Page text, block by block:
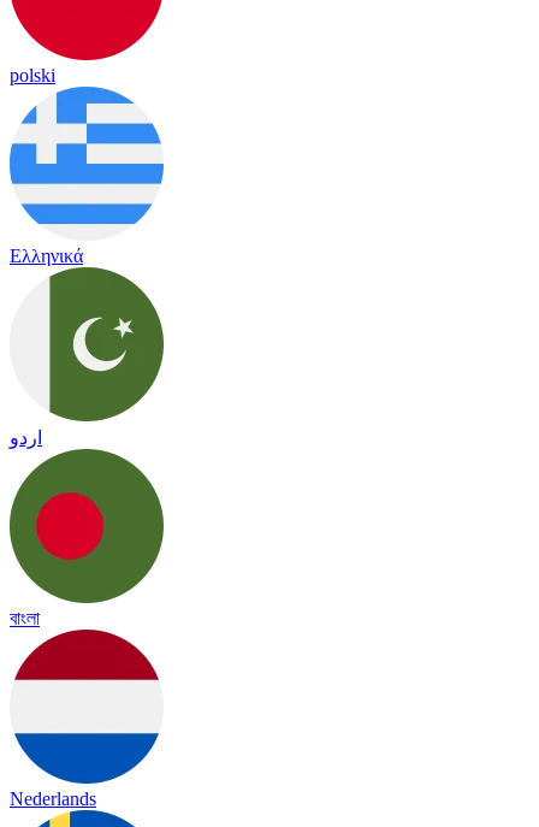
polski
Ελληνικά
اردو
বাংলা
Nederlands